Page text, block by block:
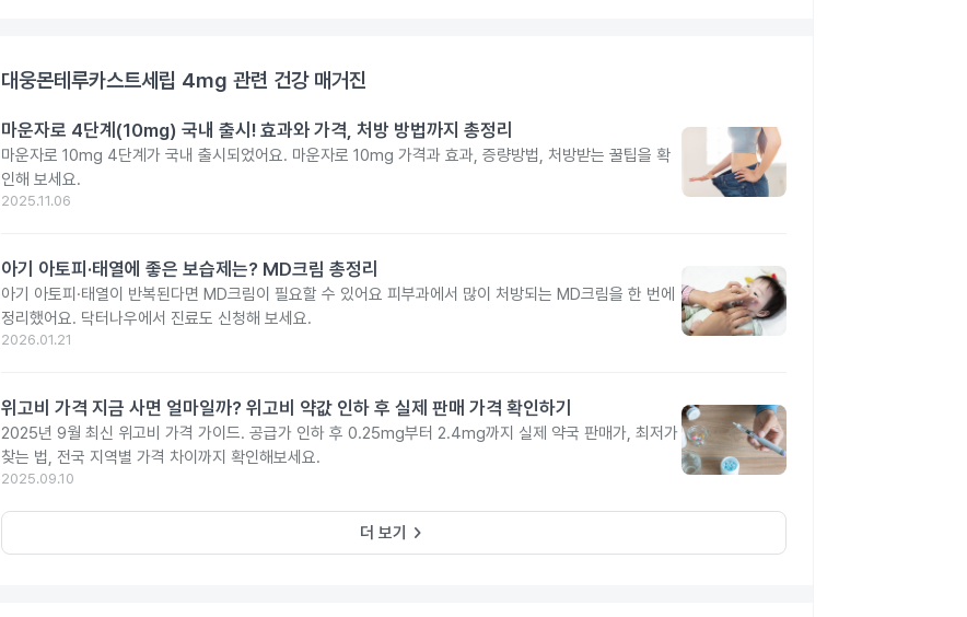
대웅몬테루카스트세립 4mg 관련 건강 매거진
마운자로 4단계(10mg) 국내 출시! 효과와 가격, 처방 방법까지 총정리
마운자로 10mg 4단계가 국내 출시되었어요. 마운자로 10mg 가격과 효과, 증량방법, 처방받는 꿀팁을 확
인해 보세요.
2025.11.06
아기 아토피·태열에 좋은 보습제는? MD크림 총정리
아기 아토피·태열이 반복된다면 MD크림이 필요할 수 있어요 피부과에서 많이 처방되는 MD크림을 한 번에
정리했어요. 닥터나우에서 진료도 신청해 보세요.
2026.01.21
위고비 가격 지금 사면 얼마일까? 위고비 약값 인하 후 실제 판매 가격 확인하기
2025년 9월 최신 위고비 가격 가이드. 공급가 인하 후 0.25mg부터 2.4mg까지 실제 약국 판매가, 최저가
찾는 법, 전국 지역별 가격 차이까지 확인해보세요.
2025.09.10
더 보기 keyboard_arrow_right